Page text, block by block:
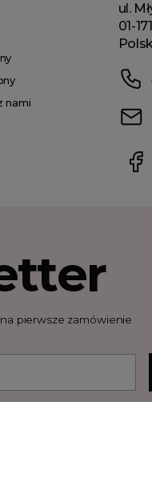
nami
ul.
01-
pierwsze zamówienie
użytkowania i politykę